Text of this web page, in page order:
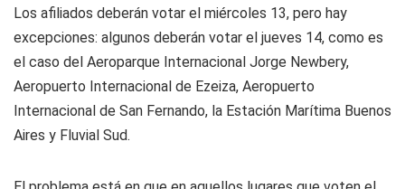
Los afiliados deberán votar el miércoles 13, pero hay
excepciones: algunos deberán votar el jueves 14, como es
el caso del Aeroparque Internacional Jorge Newbery,
Aeropuerto Internacional de Ezeiza, Aeropuerto
Internacional de San Fernando, la Estación Marítima Buenos
Aires y Fluvial Sud.